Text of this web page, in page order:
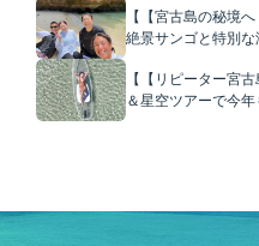
【【宮古島の秘境
絶景サンゴと特別な
【【リピーター宮
＆星空ツアーで今